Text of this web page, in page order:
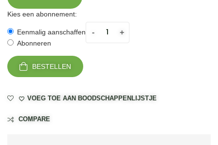
Kies een abonnement:
Eenmalig aanschaffen
Abonneren
- +
BESTELLEN
VOEG TOE AAN BOODSCHAPPENLIJSTJE
COMPARE